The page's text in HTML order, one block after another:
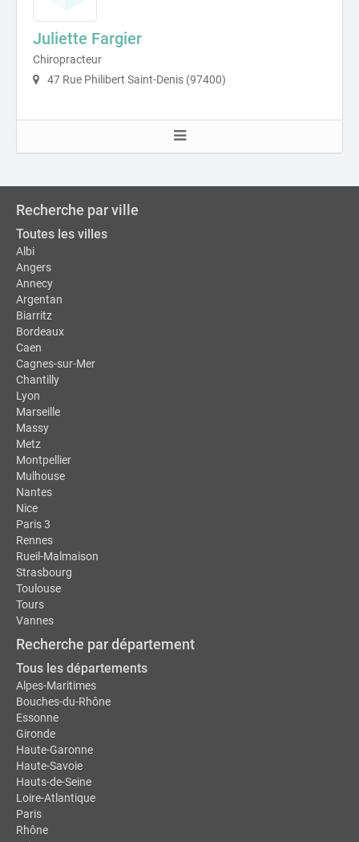
Juliette Fargier
Chiropracteur
47 Rue Philibert Saint-Denis (97400)
Recherche par ville
Toutes les villes
Albi
Angers
Annecy
Argentan
Biarritz
Bordeaux
Caen
Cagnes-sur-Mer
Chantilly
Lyon
Marseille
Massy
Metz
Montpellier
Mulhouse
Nantes
Nice
Paris 3
Rennes
Rueil-Malmaison
Strasbourg
Toulouse
Tours
Vannes
Recherche par département
Tous les départements
Alpes-Maritimes
Bouches-du-Rhône
Essonne
Gironde
Haute-Garonne
Haute-Savoie
Hauts-de-Seine
Loire-Atlantique
Paris
Rhône